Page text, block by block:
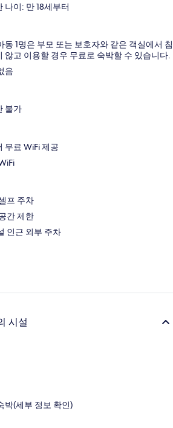
나이: 만 18세부터
동 1명은 부모 또는 보호자와 같은 객실에서 침
않고 이용할 경우 무료로 숙박할 수 있습니다.
음
불가
무료 WiFi 제공
프 주차
간 제한
인근 외부 주차
시설
박(세부 정보 확인)